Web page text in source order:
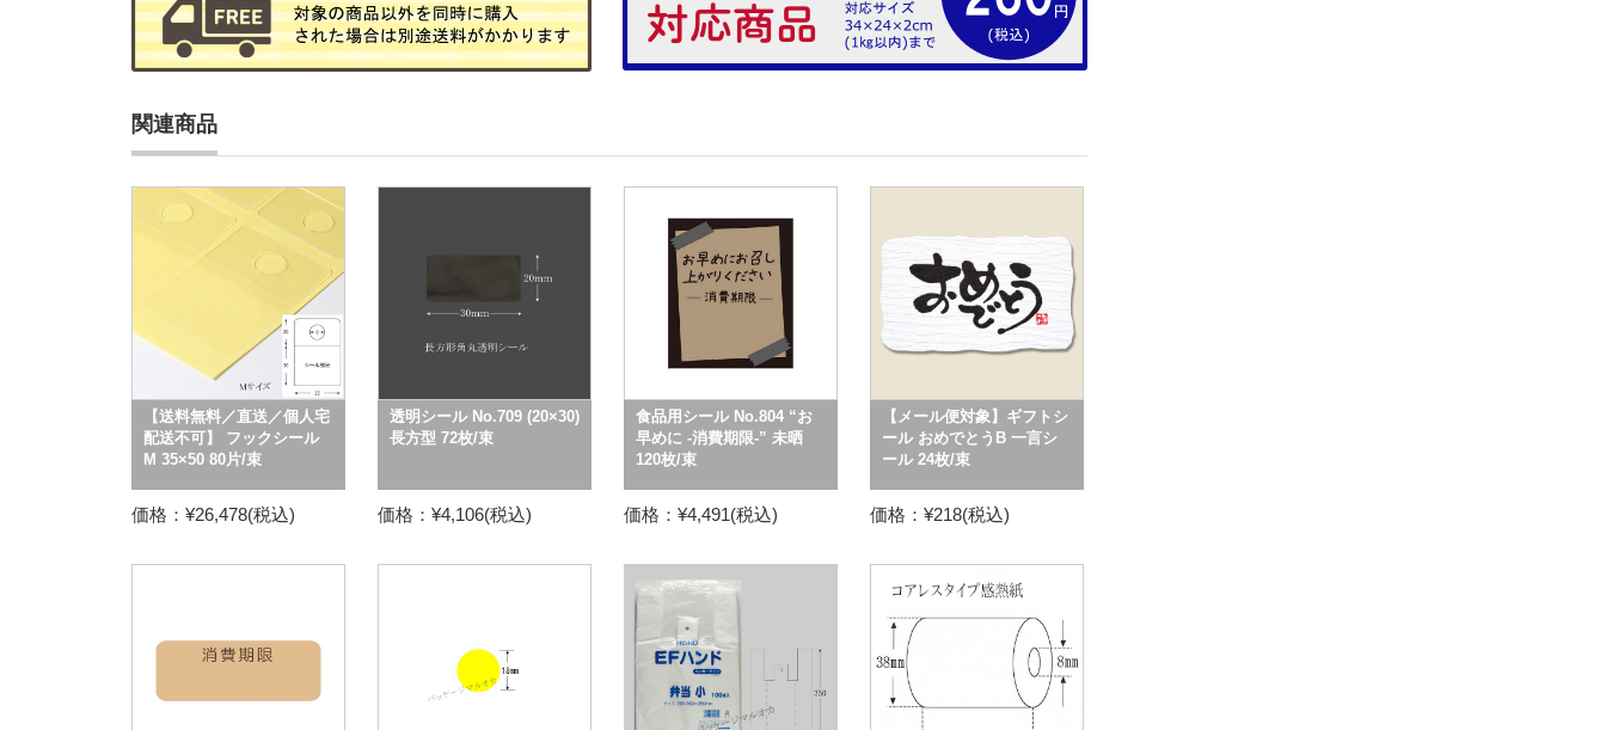
関連商品
【送料無料／直送／個人宅
配送不可】 フックシール
M 35×50 80片/束
価格：¥26,478(税込)
透明シール No.709 (20×30)
長方型 72枚/束
価格：¥4,106(税込)
食品用シール No.804 “お
早めに -消費期限-” 未晒
120枚/束
価格：¥4,491(税込)
【メール便対象】ギフトシ
ール おめでとうB 一言シ
ール 24枚/束
価格：¥218(税込)